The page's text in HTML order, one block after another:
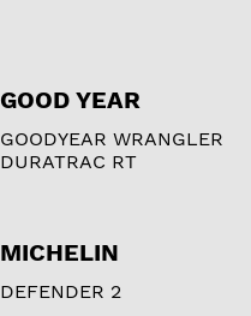
GOOD YEAR
GOODYEAR WRANGLER
DURATRAC RT
MICHELIN
DEFENDER 2